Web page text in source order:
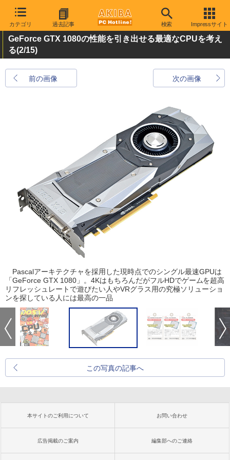
カテゴリ 過去記事 検索 Impressサイト
GeForce GTX 1080の性能を引き出せる最適なCPUを考え
る(2/15)
前の画像 次の画像
Pascalアーキテクチャを採用した現時点でのシングル最速GPUは
「GeForce GTX 1080」。4KはもちろんだがフルHDでゲームを超高
リフレッシュレートで遊びたい人やVRグラス用の究極ソリューショ
ンを探している人には最高の一品
この写真の記事へ
本サイトのご利用について お問い合わせ
広告掲載のご案内 編集部へのご連絡